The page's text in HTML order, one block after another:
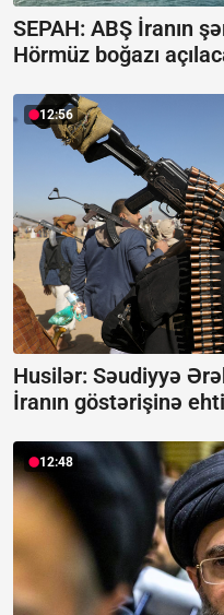
SEPAH: ABŞ İranın
Hörmüz boğazı
12:56
Husilər: Səudiyyə
İranın göstərişinə
12:48